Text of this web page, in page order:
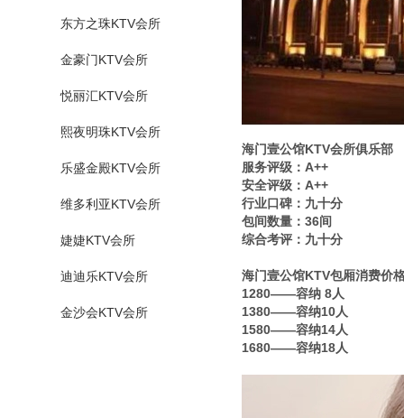
东方之珠KTV会所
金豪门KTV会所
悦丽汇KTV会所
熙夜明珠KTV会所
乐盛金殿KTV会所
维多利亚KTV会所
婕婕KTV会所
迪迪乐KTV会所
金沙会KTV会所
海门壹公馆KTV会所俱乐部
服务评级：A++
安全评级：A++
行业口碑：九十分
包间数量：36间
综合考评：九十分
海门壹公馆KTV包厢消费价
1280——容纳 8人
1380——容纳10人
1580——容纳14人
1680——容纳18人